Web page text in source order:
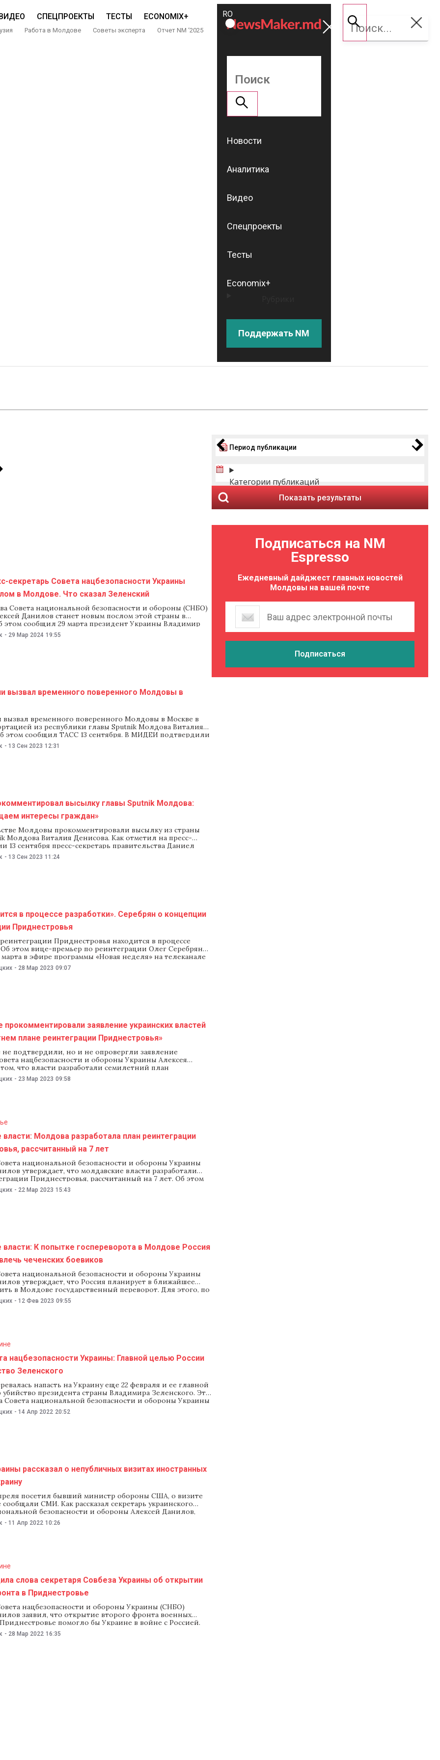
СПЕЦПРОЕКТЫ ТЕСТЫ ECONOMIX+
Работа в Молдове Советы эксперта Отчет NM ‘2025
ROMÂNĂ
RU
Поддержать
NM
Новости
Аналитика
Видео
Спецпроекты
Тесты
Economix+
Поддержать NM
секретарь Совета нацбезопасности Украины
в Молдове. Что сказал Зеленский
Совета национальной безопасности и обороны (СНБО)
Данилов станет новым послом этой страны в
этом сообщил 29 марта президент Украины Владимир
«Алексей Данилов продолжит работу на дипломатичном
А в частности, я одобрил его кандидатуру на
- 29 Мар 2024 19:55
вызвал временного поверенного Молдовы в
временного поверенного Молдовы в Москве в
из республики главы Sputnik Молдова Виталия
этом сообщил ТАСС 13 сентября. В МИДЕИ подтвердили
«Временный поверенный Молдавии в Москве
РФ в связи с депортацией руководителя Sputnik
- 13 Сен 2023 12:31
высылку главы Sputnik Молдова:
интересы граждан»
Молдовы прокомментировали высылку из страны
Молдова Виталия Денисова. Как отметил на пресс-
13 сентября пресс-секретарь правительства Даниел
непрерывно занимается «распространением фейков,
и пропагандой». И власти Молдовы, выслав главу
- 13 Сен 2023 11:24
в процессе разработки». Серебрян о концепции
Приднестровья
Приднестровья находится в процессе
Об этом вице-премьер по реинтеграции Олег Серебрян
марта в эфире программы «Новая неделя» на телеканале
прокомментировал заявление секретаря Совета
и обороны Украины Алексея Данилова о том, что
- 28 Мар 2023 09:07
прокомментировали заявление украинских властей
плане реинтеграции Приднестровья»
подтвердили, но и не опровергли заявление
нацбезопасности и обороны Украины Алексея
что власти разработали семилетний план
Приднестровья. В пресс-службе Бюро реинтеграции 23
NM, что приоритеты в области политики
- 23 Мар 2023 09:58
власти: Молдова разработала план реинтеграции
рассчитанный на 7 лет
национальной безопасности и обороны Украины
утверждает, что молдавские власти разработали
Приднестровья, рассчитанный на 7 лет. Об этом
20 марта в интервью изданию «Интерфакс-Украина». NM
комментарием в Бюро реинтеграции. «Для нас очень
- 22 Мар 2023 15:43
власти: К попытке госпереворота в Молдове Россия
чеченских боевиков
национальной безопасности и обороны Украины
утверждает, что Россия планирует в ближайшее
в Молдове государственный переворот. Для этого, по
Кремль может привлечь чеченских боевиков, передает
издание «Обозреватель». «В Молдове сейчас происходит
- 12 Фев 2023 09:55
нацбезопасности Украины: Главной целью России
Зеленского
напасть на Украину еще 22 февраля и ее главной
президента страны Владимира Зеленского. Это
Совета национальной безопасности и обороны Украины
14 апреля в интервью корреспонденту Би-би-си
Хоменко. «У нас есть четкое представление, что это
- 14 Апр 2022 20:52
рассказал о непубличных визитах иностранных
посетил бывший министр обороны США, о визите
сообщали СМИ. Как рассказал секретарь украинского
безопасности и обороны Алексей Данилов,
ежедневно посещают иностранные гости, но их
Об этом сообщила «Украинская правда». «Есть
- 11 Апр 2022 10:26
слова секретаря Совбеза Украины об открытии
в Приднестровье
нацбезопасности и обороны Украины (СНБО)
заявил, что открытие второго фронта военных
помогло бы Украине в войне с Россией.
(ПСРМ) осудила заявление Данилова, назвав его
Молдову в войну с дружественными республике
- 28 Мар 2022 16:35
Период публикации
Категории публикаций
Показать результаты
Подписаться на NM
Espresso
Ежедневный дайджест главных новостей
Молдовы на вашей почте